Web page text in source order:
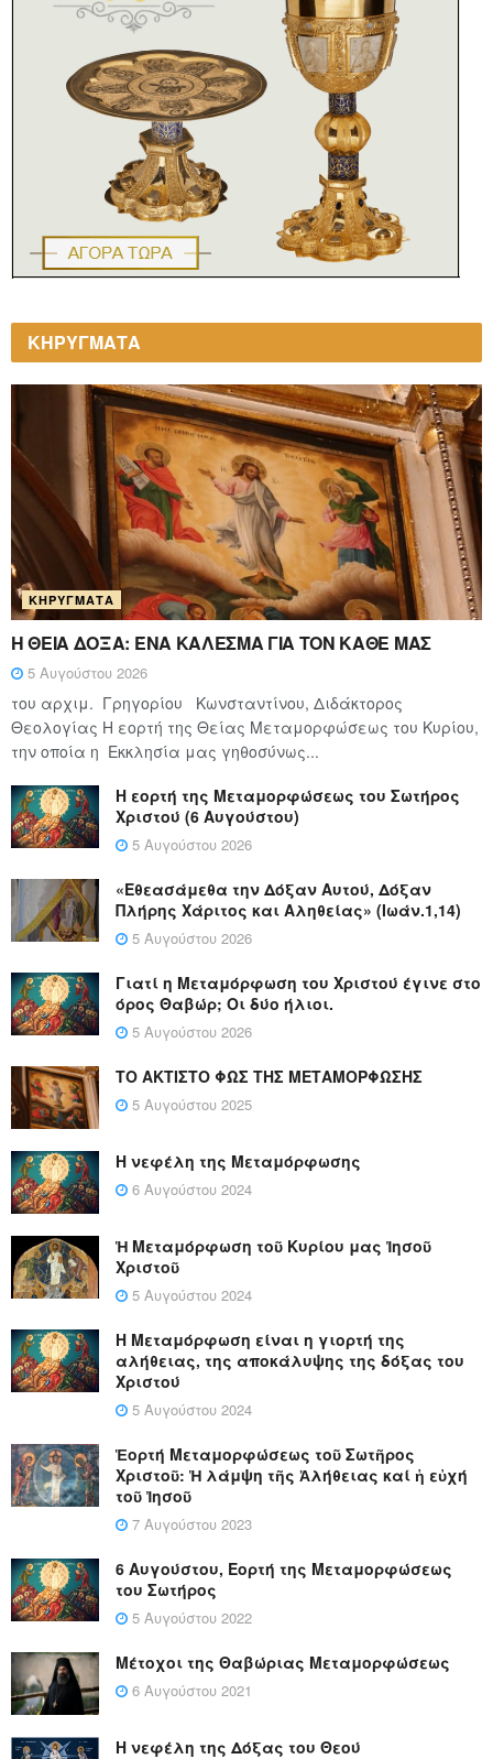
ΚΗΡΥΓΜΑΤΑ
ΚΗΡΎΓΜΑΤΑ
Η ΘΕΙΑ ΔΟΞΑ: ΈΝΑ ΚΑΛΕΣΜΑ ΓΙΑ ΤΟΝ ΚΑΘΕ ΜΑΣ
5 Αυγούστου 2026
του αρχιμ. Γρηγορίου Κωνσταντίνου, Διδάκτορος
Θεολογίας Η εορτή της Θείας Μεταμορφώσεως του Κυρίου,
την οποία η Εκκλησία μας γηθοσύνως...
Η εορτή της Μεταμορφώσεως του Σωτήρος
Χριστού (6 Αυγούστου)
5 Αυγούστου 2026
«Εθεασάμεθα την Δόξαν Αυτού, Δόξαν
Πλήρης Χάριτος και Αληθείας» (Ιωάν.1,14)
5 Αυγούστου 2026
Γιατί η Μεταμόρφωση του Χριστού έγινε στο
όρος Θαβώρ; Οι δύο ήλιοι.
5 Αυγούστου 2026
ΤΟ ΑΚΤΙΣΤΟ ΦΩΣ ΤΗΣ ΜΕΤΑΜΟΡΦΩΣΗΣ
5 Αυγούστου 2025
Η νεφέλη της Μεταμόρφωσης
6 Αυγούστου 2024
Ἡ Μεταμόρφωση τοῦ Κυρίου μας Ἰησοῦ
Χριστοῦ
5 Αυγούστου 2024
Η Μεταμόρφωση είναι η γιορτή της
αλήθειας, της αποκάλυψης της δόξας του
Χριστού
5 Αυγούστου 2024
Ἑορτή Μεταμορφώσεως τοῦ Σωτῆρος
Χριστοῦ: Ἡ λάμψη τῆς Ἀλήθειας καί ἡ εὐχή
τοῦ Ἰησοῦ
7 Αυγούστου 2023
6 Αυγούστου, Εορτή της Μεταμορφώσεως
του Σωτήρος
5 Αυγούστου 2022
Μέτοχοι της Θαβώριας Μεταμορφώσεως
6 Αυγούστου 2021
Η νεφέλη της Δόξας του Θεού